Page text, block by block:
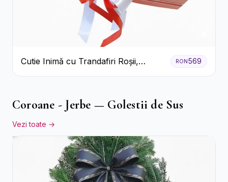
Cutie Inimă cu Trandafiri Roșii,
Crizanteme Albe și Bomboane
RON569
Coroane - Jerbe — Golestii de Sus
Vezi toate →